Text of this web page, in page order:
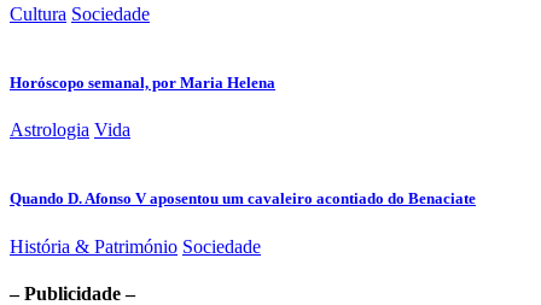
Cultura Sociedade
Horóscopo semanal, por Maria Helena
Astrologia Vida
Quando D. Afonso V aposentou um cavaleiro acontiado do Benaciate
História & Património Sociedade
– Publicidade –